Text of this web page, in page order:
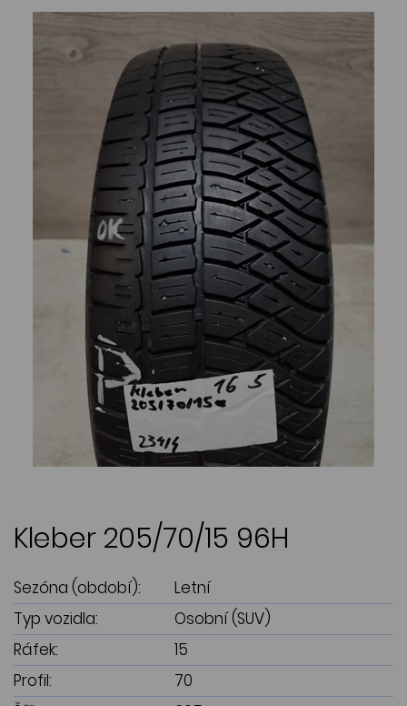
Kleber 205/70/15 96H
Sezóna (období):
Letní
Typ vozidla:
Osobní (SUV)
Ráfek:
15
Profil:
70